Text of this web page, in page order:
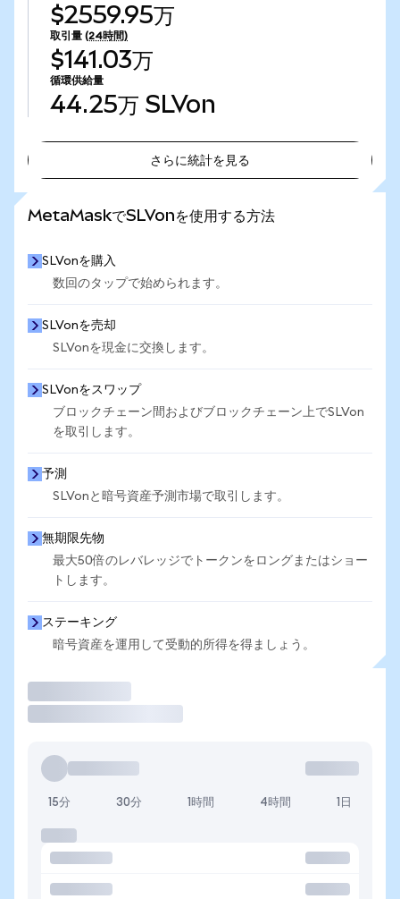
$2559.95万
取引量 (24時間)
$141.03万
循環供給量
44.25万 SLVon
さらに統計を見る
MetaMaskでSLVonを使用する方法
SLVonを購入
数回のタップで始められます。
SLVonを売却
SLVonを現金に交換します。
SLVonをスワップ
ブロックチェーン間およびブロックチェーン上でSLVon
を取引します。
予測
SLVonと暗号資産予測市場で取引します。
無期限先物
最大50倍のレバレッジでトークンをロングまたはショー
トします。
ステーキング
暗号資産を運用して受動的所得を得ましょう。
15分 30分 1時間 4時間 1日